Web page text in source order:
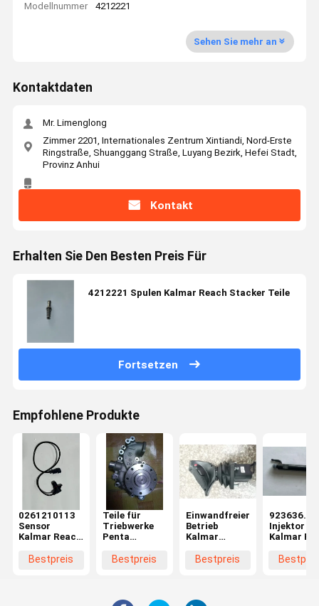
Modellnummer 4212221
Sehen Sie mehr an
Kontaktdaten
Mr. Limenglong
Zimmer 2201, Internationales Zentrum Xintiandi, Nord-Erste
Ringstraße, Shuanggang Straße, Luyang Bezirk, Hefei Stadt,
Provinz Anhui
Kontakt
Erhalten Sie Den Besten Preis Für
4212221 Spulen Kalmar Reach Stacker Teile
Fortsetzen
Empfohlene Produkte
0261210113
Sensor
Kalmar Reach
Bestpreis
Teile für
Triebwerke
Penta
Bestpreis
Einwandfreier
Betrieb
Kalmar
Ersatzteile
Technologie
Bestpreis
Injektor
Kalmar